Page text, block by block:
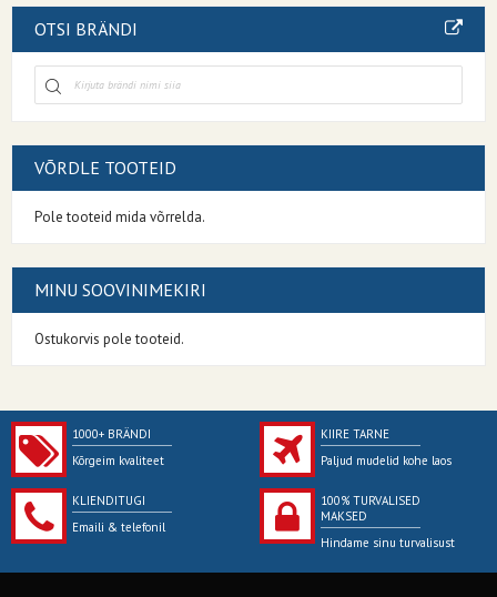
OTSI BRÄNDI
VÕRDLE TOOTEID
Pole tooteid mida võrrelda.
MINU SOOVINIMEKIRI
Ostukorvis pole tooteid.
1000+ BRÄNDI
Kõrgeim kvaliteet
KIIRE TARNE
Paljud mudelid kohe laos
KLIENDITUGI
Emaili & telefonil
100% TURVALISED
MAKSED
Hindame sinu turvalisust